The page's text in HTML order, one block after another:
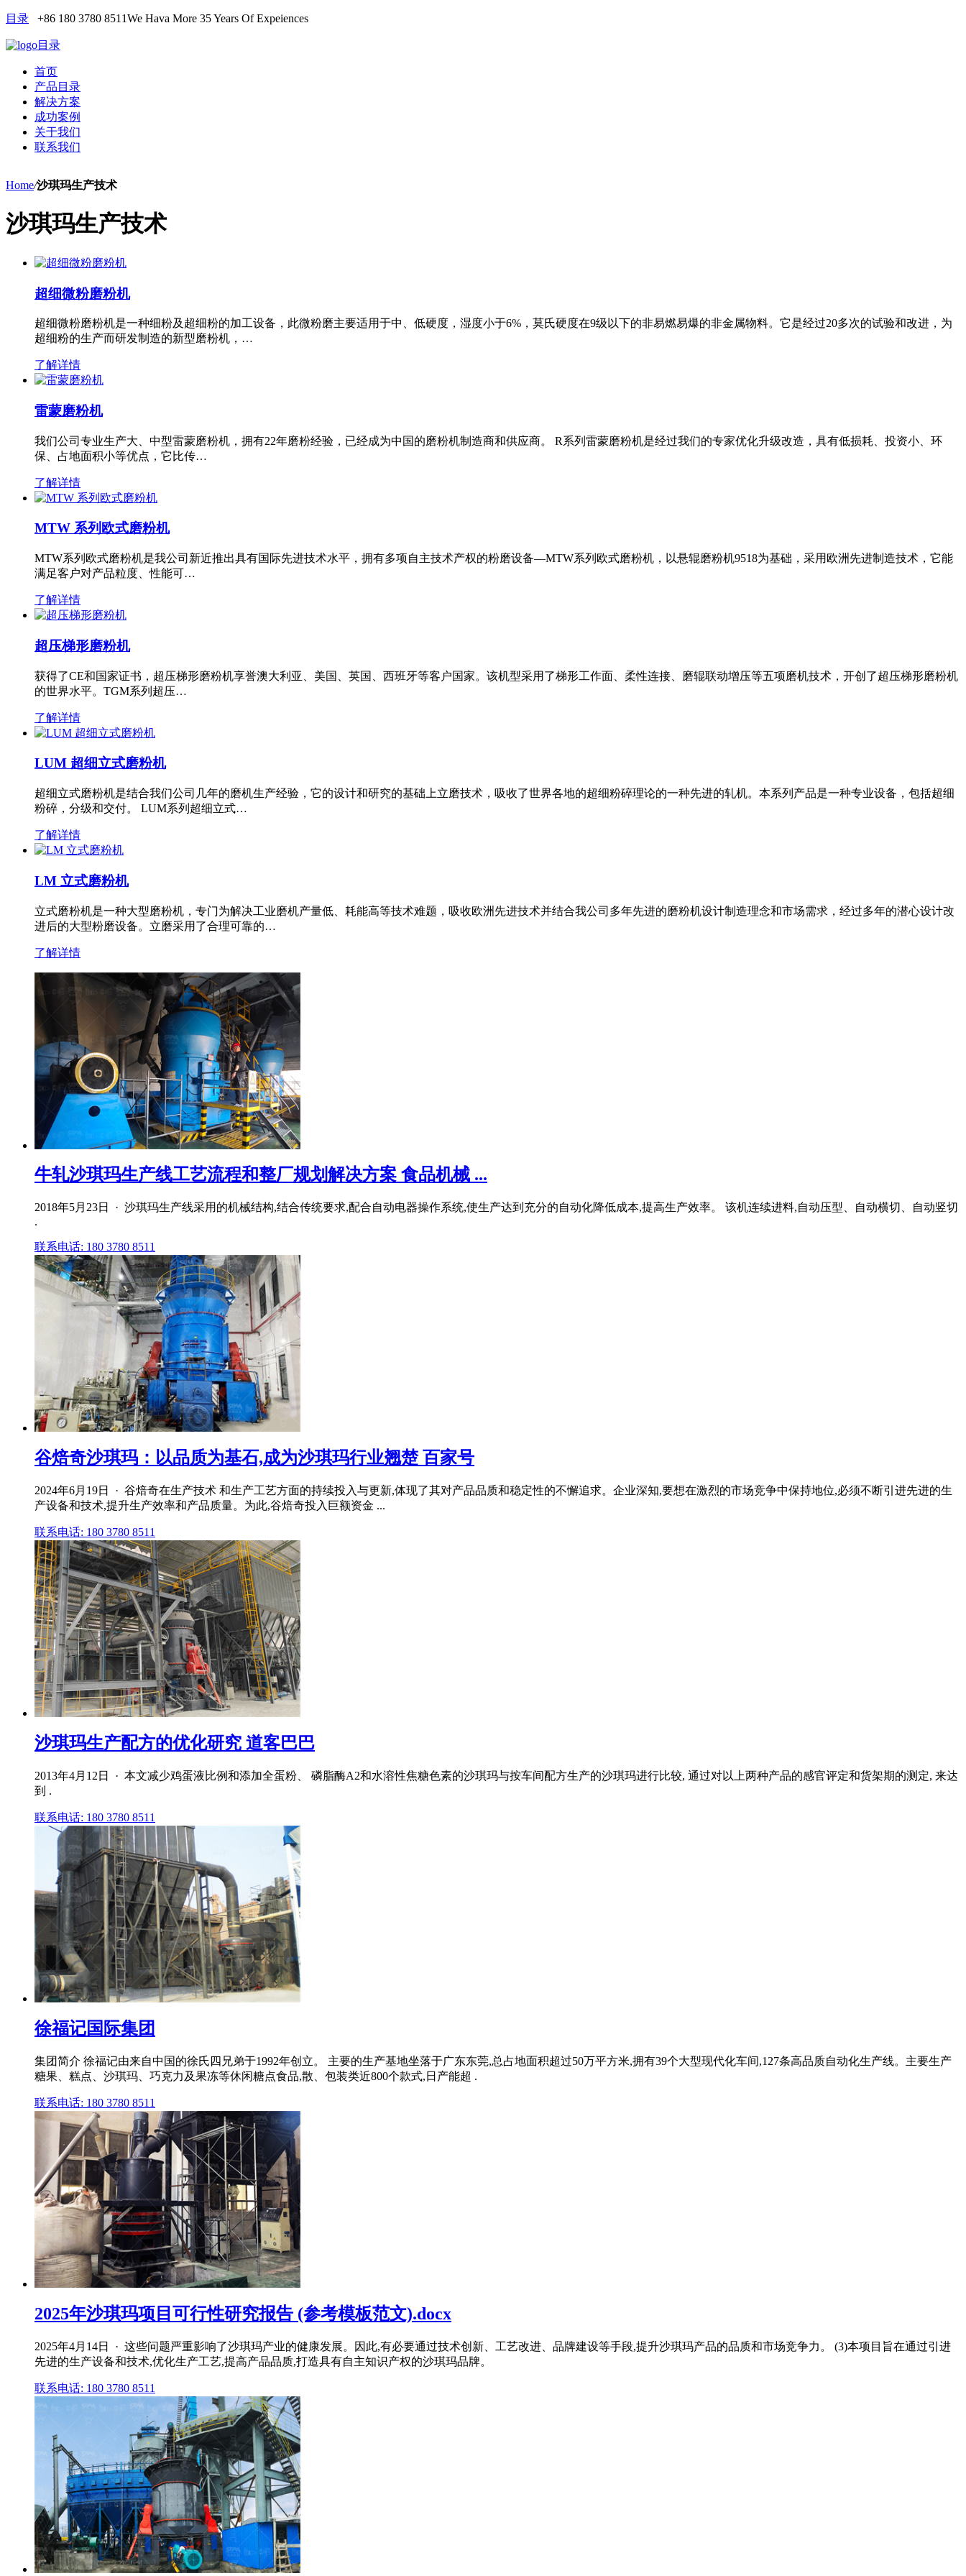
目录 +86 180 3780 8511We Hava More 35 Years Of Expeiences
目录
首页
产品目录
解决方案
成功案例
关于我们
联系我们
Home/沙琪玛生产技术
沙琪玛生产技术
超细微粉磨粉机
超细微粉磨粉机是一种细粉及超细粉的加工设备，此微粉磨主要适用于中、低硬度，湿度小于6%，莫氏硬度在9级以下的非易燃易爆的非金属物料。它是经过20多次的试验和改进，为
超细粉的生产而研发制造的新型磨粉机，…
了解详情
雷蒙磨粉机
我们公司专业生产大、中型雷蒙磨粉机，拥有22年磨粉经验，已经成为中国的磨粉机制造商和供应商。 R系列雷蒙磨粉机是经过我们的专家优化升级改造，具有低损耗、投资小、环
保、占地面积小等优点，它比传…
了解详情
MTW 系列欧式磨粉机
MTW系列欧式磨粉机是我公司新近推出具有国际先进技术水平，拥有多项自主技术产权的粉磨设备—MTW系列欧式磨粉机，以悬辊磨粉机9518为基础，采用欧洲先进制造技术，它能
满足客户对产品粒度、性能可…
了解详情
超压梯形磨粉机
获得了CE和国家证书，超压梯形磨粉机享誉澳大利亚、美国、英国、西班牙等客户国家。该机型采用了梯形工作面、柔性连接、磨辊联动增压等五项磨机技术，开创了超压梯形磨粉机
的世界水平。TGM系列超压…
了解详情
LUM 超细立式磨粉机
超细立式磨粉机是结合我们公司几年的磨机生产经验，它的设计和研究的基础上立磨技术，吸收了世界各地的超细粉碎理论的一种先进的轧机。本系列产品是一种专业设备，包括超细
粉碎，分级和交付。 LUM系列超细立式…
了解详情
LM 立式磨粉机
立式磨粉机是一种大型磨粉机，专门为解决工业磨机产量低、耗能高等技术难题，吸收欧洲先进技术并结合我公司多年先进的磨粉机设计制造理念和市场需求，经过多年的潜心设计改
进后的大型粉磨设备。立磨采用了合理可靠的…
了解详情
牛轧沙琪玛生产线工艺流程和整厂规划解决方案 食品机械 ...
2018年5月23日 · 沙琪玛生产线采用的机械结构,结合传统要求,配合自动电器操作系统,使生产达到充分的自动化降低成本,提高生产效率。 该机连续进料,自动压型、自动横切、自动竖切
.
联系电话: 180 3780 8511
谷焙奇沙琪玛：以品质为基石,成为沙琪玛行业翘楚 百家号
2024年6月19日 · 谷焙奇在生产技术 和生产工艺方面的持续投入与更新,体现了其对产品品质和稳定性的不懈追求。企业深知,要想在激烈的市场竞争中保持地位,必须不断引进先进的生
产设备和技术,提升生产效率和产品质量。为此,谷焙奇投入巨额资金 ...
联系电话: 180 3780 8511
沙琪玛生产配方的优化研究 道客巴巴
2013年4月12日 · 本文减少鸡蛋液比例和添加全蛋粉、 磷脂酶A2和水溶性焦糖色素的沙琪玛与按车间配方生产的沙琪玛进行比较, 通过对以上两种产品的感官评定和货架期的测定, 来达
到 .
联系电话: 180 3780 8511
徐福记国际集团
集团简介 徐福记由来自中国的徐氏四兄弟于1992年创立。 主要的生产基地坐落于广东东莞,总占地面积超过50万平方米,拥有39个大型现代化车间,127条高品质自动化生产线。主要生产
糖果、糕点、沙琪玛、巧克力及果冻等休闲糖点食品,散、包装类近800个款式,日产能超 .
联系电话: 180 3780 8511
2025年沙琪玛项目可行性研究报告 (参考模板范文).docx
2025年4月14日 · 这些问题严重影响了沙琪玛产业的健康发展。因此,有必要通过技术创新、工艺改进、品牌建设等手段,提升沙琪玛产品的品质和市场竞争力。 (3)本项目旨在通过引进
先进的生产设备和技术,优化生产工艺,提高产品品质,打造具有自主知识产权的沙琪玛品牌。
联系电话: 180 3780 8511